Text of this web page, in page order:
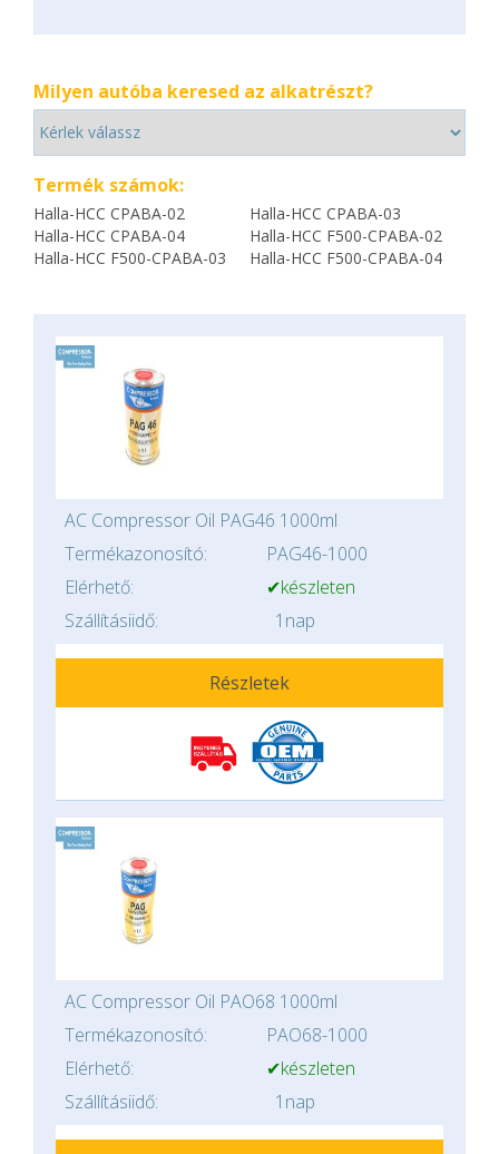
Milyen autóba keresed az alkatrészt?
Termék számok:
Halla-HCC CPABA-02
Halla-HCC CPABA-03
Halla-HCC CPABA-04
Halla-HCC F500-CPABA-02
Halla-HCC F500-CPABA-03
Halla-HCC F500-CPABA-04
AC Compressor Oil PAG46 1000ml
Termékazonosító:
PAG46-1000
Elérhető:
✔készleten
Szállításiidő:
1nap
Részletek
AC Compressor Oil PAO68 1000ml
Termékazonosító:
PAO68-1000
Elérhető:
✔készleten
Szállításiidő:
1nap